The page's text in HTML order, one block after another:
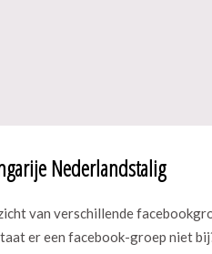
Nederlandstalig
van verschillende
er een facebook-groep niet